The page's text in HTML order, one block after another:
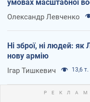
умовах масштабної
Олександр Левченко
Ні зброї, ні людей:
нову армію
Ігар Тишкевич 13,6 т.